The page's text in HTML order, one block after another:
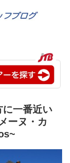
に一番近い
ーヌ・カ